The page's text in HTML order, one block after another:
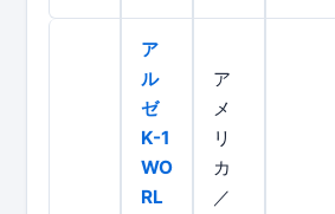
ア
ル
ゼ
K-1
WO
RL
ア
メ
リ
カ
／